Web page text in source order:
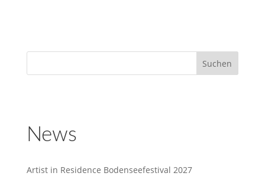
News
Artist in Residence Bodenseefestival 2027